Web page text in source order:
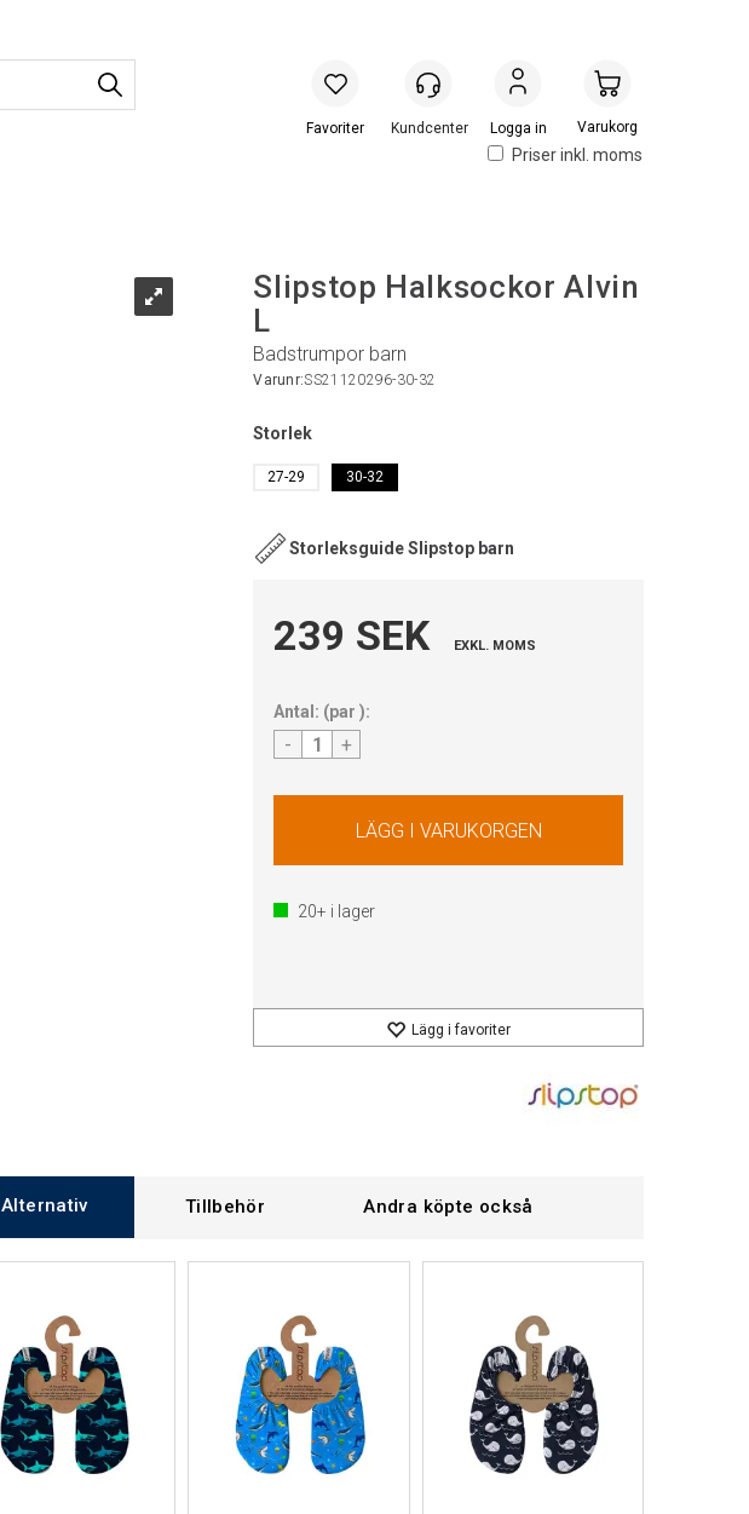
Priser inkl. moms
Logga in Handlevogn
Slipstop Halksockor Alvin
L
Badstrumpor barn
Varunr:SS21120296-30-32
Storlek
27-29 30-32
Storleksguide Slipstop barn
239 SEK EXKL. MOMS
Antal: (par):
- +
20+ i lager
Lägg i favoriter
Alternativ Tillbehör Andra köpte också